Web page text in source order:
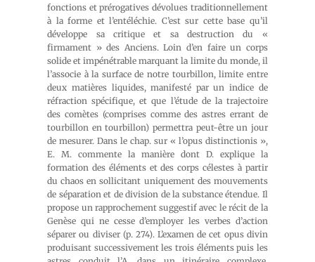
fonctions et prérogatives dévolues traditionnellement
à la forme et l’entéléchie. C’est sur cette base qu’il
développe sa critique et sa destruction du «
firmament » des Anciens. Loin d’en faire un corps
solide et impénétrable marquant la limite du monde, il
l’associe à la surface de notre tourbillon, limite entre
deux matières liquides, manifesté par un indice de
réfraction spécifique, et que l’étude de la trajectoire
des comètes (comprises comme des astres errant de
tourbillon en tourbillon) permettra peut-être un jour
de mesurer. Dans le chap. sur « l’opus distinctionis »,
E. M. commente la manière dont D. explique la
formation des éléments et des corps célestes à partir
du chaos en sollicitant uniquement des mouvements
de séparation et de division de la substance étendue. Il
propose un rapprochement suggestif avec le récit de la
Genèse qui ne cesse d’employer les verbes d’action
séparer ou diviser (p. 274). L’examen de cet opus divin
produisant successivement les trois éléments puis les